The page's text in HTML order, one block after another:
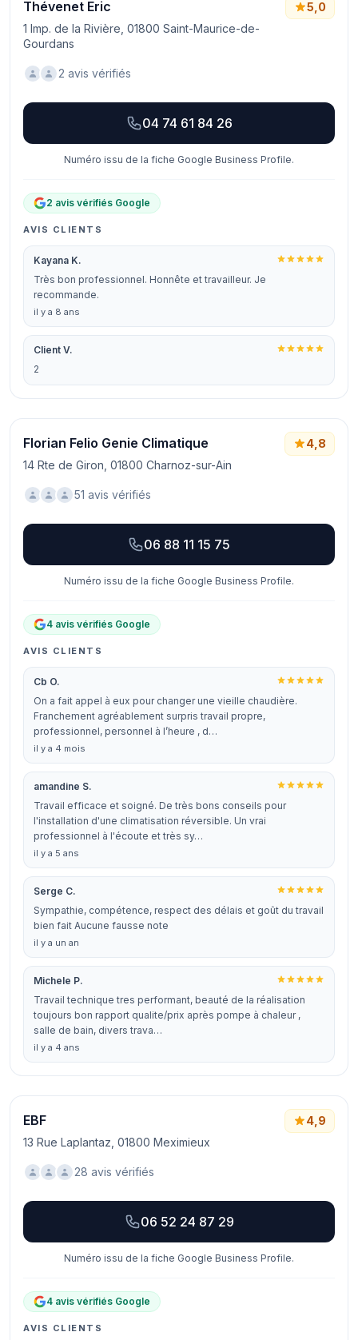
Thévenet Eric
1 Imp. de la Rivière, 01800 Saint-Maurice-de-
Gourdans
5,0
2 avis vérifiés
04 74 61 84 26
Numéro issu de la fiche Google Business Profile.
2 avis vérifiés Google
AVIS CLIENTS
Kayana K.
Très bon professionnel. Honnête et travailleur. Je
recommande.
il y a 8 ans
Client V.
2
Florian Felio Genie Climatique
14 Rte de Giron, 01800 Charnoz-sur-Ain
4,8
51 avis vérifiés
06 88 11 15 75
Numéro issu de la fiche Google Business Profile.
4 avis vérifiés Google
AVIS CLIENTS
Cb O.
On a fait appel à eux pour changer une vieille chaudière.
Franchement agréablement surpris travail propre,
professionnel, personnel à l’heure , d…
il y a 4 mois
amandine S.
Travail efficace et soigné. De très bons conseils pour
l'installation d'une climatisation réversible. Un vrai
professionnel à l'écoute et très sy…
il y a 5 ans
Serge C.
Sympathie, compétence, respect des délais et goût du travail
bien fait Aucune fausse note
il y a un an
Michele P.
Travail technique tres performant, beauté de la réalisation
toujours bon rapport qualite/prix après pompe à chaleur ,
salle de bain, divers trava…
il y a 4 ans
EBF
13 Rue Laplantaz, 01800 Meximieux
4,9
28 avis vérifiés
06 52 24 87 29
Numéro issu de la fiche Google Business Profile.
4 avis vérifiés Google
AVIS CLIENTS